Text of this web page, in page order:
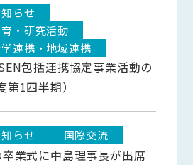
らせ
・研究活動
連携・地域連携
包括連携協定事業活動の
1四半期）
らせ 国際交流
業式に中島理事長が出席